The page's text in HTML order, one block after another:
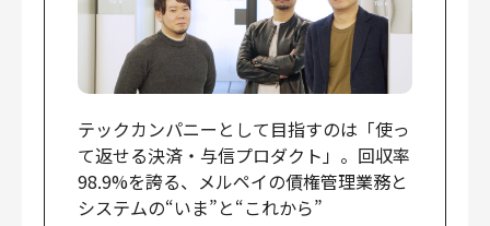
テックカンパニーとして目指すのは「使っ
て返せる決済・与信プロダクト」。回収率
98.9%を誇る、メルペイの債権管理業務と
システムの“いま”と“これから”